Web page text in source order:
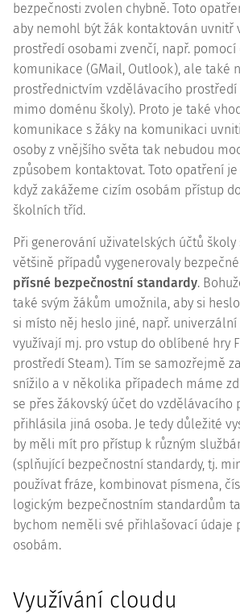
bezpečnosti zvolen chybně. Toto
aby nemohl být žák kontaktován uvnitř
prostředí osobami zvenčí, např.
komunikace (GMail, Outlook), ale také
prostřednictvím vzdělávacího prostředí
mimo doménu školy). Proto je také
komunikace s žáky na komunikaci
osoby z vnějšího světa tak nebudou
způsobem kontaktovat. Toto opatření
když zakážeme cizím osobám přístup
školních tříd.
Při generování uživatelských účtů školy
většině případů vygenerovaly bezpečné
přísné bezpečnostní standardy.
také svým žákům umožnila, aby si
si místo něj heslo jiné, např.
využívají mj. pro vstup do oblíbené hry
prostředí Steam). Tím se samozřejmě
snížilo a v několika případech máme
se přes žákovský účet do vzdělávacího
přihlásila jiná osoba. Je tedy důležité
by měli mít pro přístup k různým
(splňující bezpečnostní standardy, tj.
používat fráze, kombinovat písmena,
logickým bezpečnostním standardům
bychom neměli své přihlašovací údaje
osobám.
Využívání cloudu